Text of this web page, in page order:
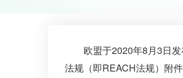
欧盟于2020年8月3日
法规（即REACH法规）附